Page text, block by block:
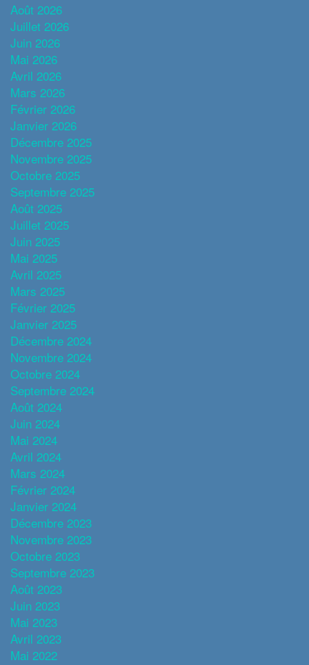
Août 2026
Juillet 2026
Juin 2026
Mai 2026
Avril 2026
Mars 2026
Février 2026
Janvier 2026
Décembre 2025
Novembre 2025
Octobre 2025
Septembre 2025
Août 2025
Juillet 2025
Juin 2025
Mai 2025
Avril 2025
Mars 2025
Février 2025
Janvier 2025
Décembre 2024
Novembre 2024
Octobre 2024
Septembre 2024
Août 2024
Juin 2024
Mai 2024
Avril 2024
Mars 2024
Février 2024
Janvier 2024
Décembre 2023
Novembre 2023
Octobre 2023
Septembre 2023
Août 2023
Juin 2023
Mai 2023
Avril 2023
Mai 2022